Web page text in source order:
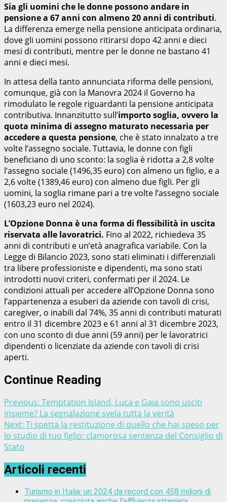
Sia gli uomini che le donne possono andare in
pensione a 67 anni con almeno 20 anni di contributi.
La differenza emerge nella pensione anticipata ordinaria,
dove gli uomini possono ritirarsi dopo 42 anni e dieci
mesi di contributi, mentre per le donne ne bastano 41
anni e dieci mesi.
In attesa della tanto annunciata riforma delle pensioni,
comunque, già con la Manovra 2024 il Governo ha
rimodulato le regole riguardanti la pensione anticipata
contributiva. Innanzitutto sull’importo soglia, ovvero la
quota minima di assegno maturato necessaria per
accedere a questa pensione, che è stato innalzato a tre
volte l’assegno sociale. Tuttavia, le donne con figli
beneficiano di uno sconto: la soglia è ridotta a 2,8 volte
l’assegno sociale (1496,35 euro) con almeno un figlio, e a
2,6 volte (1389,46 euro) con almeno due figli. Per gli
uomini, la soglia rimane pari a tre volte l’assegno sociale
(1603,23 euro nel 2024).
L’Opzione Donna è una forma di flessibilità in uscita
riservata alle lavoratrici. Fino al 2022, richiedeva 35
anni di contributi e un’età anagrafica variabile. Con la
Legge di Bilancio 2023, sono stati eliminati i differenziali
tra libere professioniste e dipendenti, ma sono stati
introdotti nuovi criteri, confermati per il 2024. Le
condizioni attuali per accedere all’Opzione Donna sono
l’appartenenza a esuberi da aziende con tavoli di crisi,
caregiver, o inabili dal 74%, 35 anni di contributi maturati
entro il 31 dicembre 2023 e 61 anni al 31 dicembre 2023,
con uno sconto di due anni (59 anni) per le lavoratrici
dipendenti o licenziate da aziende con tavoli di crisi
aperti.
Continue Reading
Previous: Temptation Island, Luca e Gaia sono usciti
insieme? La segnalazione svela tutta la verità
Next: Ti spetta la restituzione di quello che hai speso per
lo studio di tuo figlio: clamorosa sentenza del Consiglio di
Stato
Articoli recenti
Turismo in Italia: un 2024 da record con 458 milioni di